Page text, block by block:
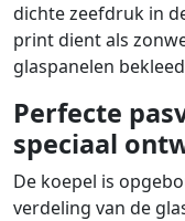
dichte zeefdruk in
print dient als
glaspanelen
Perfecte
speciaal
De koepel is
verdeling van de